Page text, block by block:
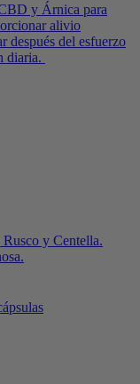
y Árnica para
alivio
después del esfuerzo
diaria.
y Centella.